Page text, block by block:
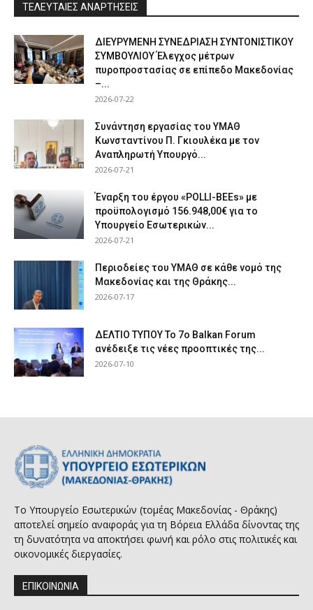
ΤΕΛΕΥΤΑΙΕΣ ΑΝΑΡΤΗΣΕΙΣ
ΔΙΕΥΡΥΜΕΝΗ ΣΥΝΕΔΡΙΑΣΗ ΣΥΝΤΟΝΙΣΤΙΚΟΥ
ΣΥΜΒΟΥΛΙΟΥ Έλεγχος μέτρων
πυροπροστασίας σε επίπεδο Μακεδονίας
–...
2026-07-22
Συνάντηση εργασίας του ΥΜΑΘ
Κωνσταντίνου Π. Γκιουλέκα με τον
Αναπληρωτή Υπουργό...
2026-07-21
Έναρξη του έργου «POLLI-BEEs» με
προϋπολογισμό 156.948,00€ για το
Υπουργείο Εσωτερικών...
2026-07-21
Περιοδείες του ΥΜΑΘ σε κάθε νομό της
Μακεδονίας και της Θράκης...
2026-07-17
ΔΕΛΤΙΟ ΤΥΠΟΥ Το 7ο Balkan Forum
ανέδειξε τις νέες προοπτικές της...
2026-07-10
Το Υπουργείο Εσωτερικών (τομέας Μακεδονίας - Θράκης)
αποτελεί σημείο αναφοράς για τη Βόρεια Ελλάδα δίνοντας της
τη δυνατότητα να αποκτήσει φωνή και ρόλο στις πολιτικές και
οικονομικές διεργασίες.
ΕΠΙΚΟΙΝΩΝΙΑ